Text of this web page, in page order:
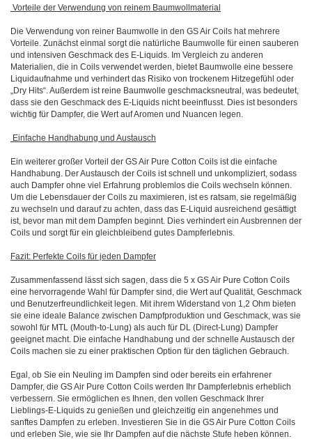
Vorteile der Verwendung von reinem Baumwollmaterial
Die Verwendung von reiner Baumwolle in den GS Air Coils hat mehrere
Vorteile. Zunächst einmal sorgt die natürliche Baumwolle für einen sauberen
und intensiven Geschmack des E-Liquids. Im Vergleich zu anderen
Materialien, die in Coils verwendet werden, bietet Baumwolle eine bessere
Liquidaufnahme und verhindert das Risiko von trockenem Hitzegefühl oder
„Dry Hits“. Außerdem ist reine Baumwolle geschmacksneutral, was bedeutet,
dass sie den Geschmack des E-Liquids nicht beeinflusst. Dies ist besonders
wichtig für Dampfer, die Wert auf Aromen und Nuancen legen.
Einfache Handhabung und Austausch
Ein weiterer großer Vorteil der GS Air Pure Cotton Coils ist die einfache
Handhabung. Der Austausch der Coils ist schnell und unkompliziert, sodass
auch Dampfer ohne viel Erfahrung problemlos die Coils wechseln können.
Um die Lebensdauer der Coils zu maximieren, ist es ratsam, sie regelmäßig
zu wechseln und darauf zu achten, dass das E-Liquid ausreichend gesättigt
ist, bevor man mit dem Dampfen beginnt. Dies verhindert ein Ausbrennen der
Coils und sorgt für ein gleichbleibend gutes Dampferlebnis.
Fazit: Perfekte Coils für jeden Dampfer
Zusammenfassend lässt sich sagen, dass die 5 x GS Air Pure Cotton Coils
eine hervorragende Wahl für Dampfer sind, die Wert auf Qualität, Geschmack
und Benutzerfreundlichkeit legen. Mit ihrem Widerstand von 1,2 Ohm bieten
sie eine ideale Balance zwischen Dampfproduktion und Geschmack, was sie
sowohl für MTL (Mouth-to-Lung) als auch für DL (Direct-Lung) Dampfer
geeignet macht. Die einfache Handhabung und der schnelle Austausch der
Coils machen sie zu einer praktischen Option für den täglichen Gebrauch.
Egal, ob Sie ein Neuling im Dampfen sind oder bereits ein erfahrener
Dampfer, die GS Air Pure Cotton Coils werden Ihr Dampferlebnis erheblich
verbessern. Sie ermöglichen es Ihnen, den vollen Geschmack Ihrer
Lieblings-E-Liquids zu genießen und gleichzeitig ein angenehmes und
sanftes Dampfen zu erleben. Investieren Sie in die GS Air Pure Cotton Coils
und erleben Sie, wie sie Ihr Dampfen auf die nächste Stufe heben können.